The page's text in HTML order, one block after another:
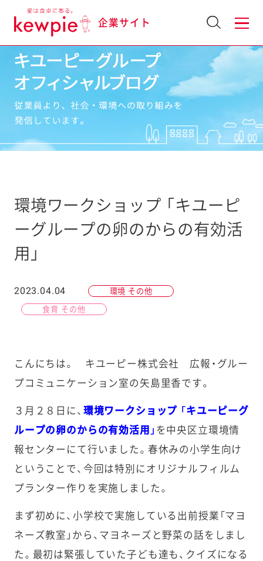
企業サイト
環境ワークショップ 「キユーピ
ーグループの卵のからの有効活
用」
2023.04.04 環境 その他
食育 その他
こんにちは。 キユーピー株式会社 広報・グルー
プコミュニケーション室の矢島里香です。
３月２８日に、 環境ワークショップ 「キユーピーグ
ループの卵のからの有効活用」 を中央区立環境情
報センターにて行いました。春休みの小学生向け
ということで、今回は特別にオリジナルフィルム
プランター作りを実施しました。
まず初めに、小学校で実施している出前授業「マヨ
ネーズ教室」から、マヨネーズと野菜の話をしまし
た。最初は緊張していた子ども達も、クイズになる